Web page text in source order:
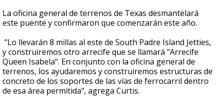
La oficina general de terrenos de Texas desmantelará
este puente y confirmaron que comenzarán este año.
"Lo llevarán 8 millas al este de South Padre Island Jetties,
y construiremos otro arrecife que se llamará "Arrecife
Queen Isabela". En conjunto con la oficina general de
terrenos, los ayudaremos y construiremos estructuras de
concreto de los soportes de las vías de ferrocarril dentro
de esa área permitida", agrega Curtis.